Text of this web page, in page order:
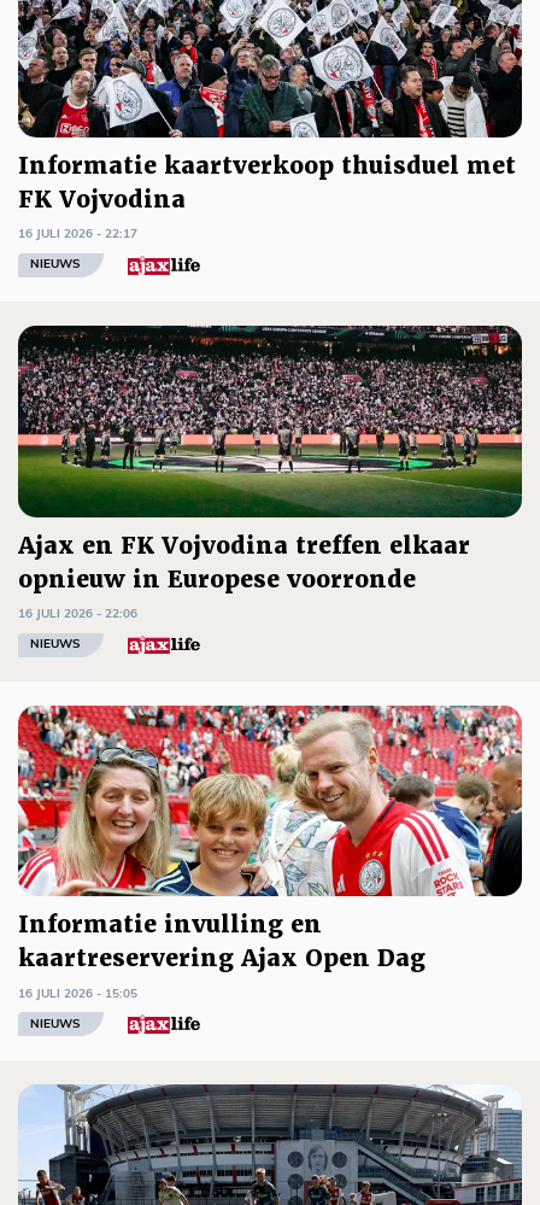
Informatie kaartverkoop thuisduel met
FK Vojvodina
16 JULI 2026 - 22:17
NIEUWS
Ajax en FK Vojvodina treffen elkaar
opnieuw in Europese voorronde
16 JULI 2026 - 22:06
NIEUWS
Informatie invulling en
kaartreservering Ajax Open Dag
16 JULI 2026 - 15:05
NIEUWS